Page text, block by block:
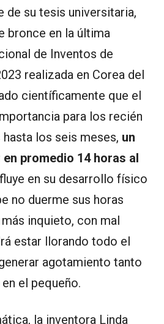
de su tesis universitaria,
bronce en la última
de Inventos de
realizada en Corea del
científicamente que el
para los recién
los seis meses, un
promedio 14 horas al
en su desarrollo físico
no duerme sus horas
inquieto, con mal
estar llorando todo el
agotamiento tanto
el pequeño.
la inventora Linda